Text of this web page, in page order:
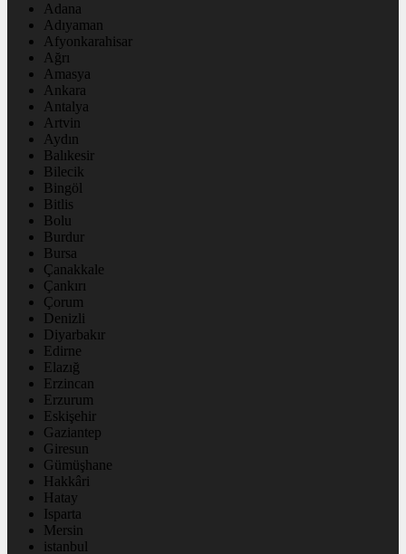
Adana
Adıyaman
Afyonkarahisar
Ağrı
Amasya
Ankara
Antalya
Artvin
Aydın
Balıkesir
Bilecik
Bingöl
Bitlis
Bolu
Burdur
Bursa
Çanakkale
Çankırı
Çorum
Denizli
Diyarbakır
Edirne
Elazığ
Erzincan
Erzurum
Eskişehir
Gaziantep
Giresun
Gümüşhane
Hakkâri
Hatay
Isparta
Mersin
istanbul